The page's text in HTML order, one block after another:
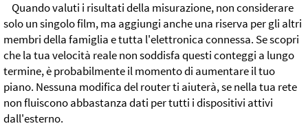
Quando valuti i risultati della misurazione, non considerare
solo un singolo film, ma aggiungi anche una riserva per gli altri
membri della famiglia e tutta l'elettronica connessa. Se scopri
che la tua velocità reale non soddisfa questi conteggi a lungo
termine, è probabilmente il momento di aumentare il tuo
piano. Nessuna modifica del router ti aiuterà, se nella tua rete
non fluiscono abbastanza dati per tutti i dispositivi attivi
dall'esterno.